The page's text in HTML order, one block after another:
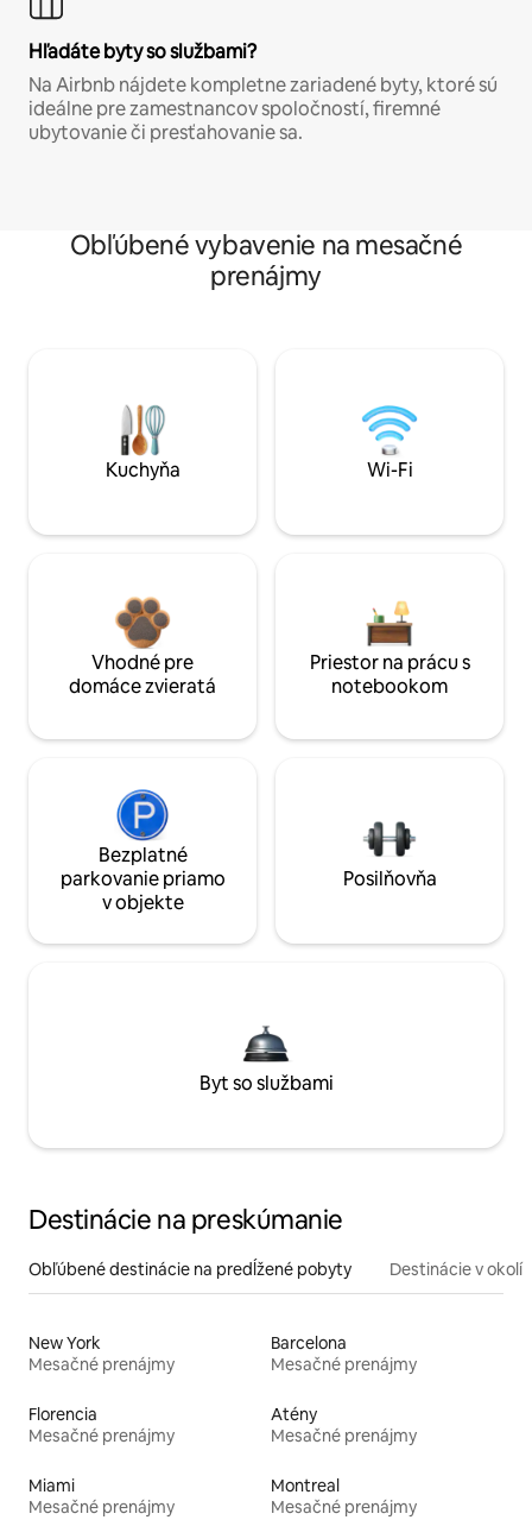
Hľadáte byty so službami?
Na Airbnb nájdete kompletne zariadené byty, ktoré sú
ideálne pre zamestnancov spoločností, firemné
ubytovanie či presťahovanie sa.
Obľúbené vybavenie na mesačné
prenájmy
Kuchyňa Wi-Fi
Vhodné pre
domáce zvieratá
Priestor na prácu s
notebookom
Bezplatné
parkovanie priamo
v objekte
Posilňovňa
Byt so službami
Destinácie na preskúmanie
Obľúbené destinácie na predĺžené pobyty Destinácie v okolí
New York
Mesačné prenájmy
Barcelona
Mesačné prenájmy
Florencia
Mesačné prenájmy
Atény
Mesačné prenájmy
Miami
Mesačné prenájmy
Montreal
Mesačné prenájmy